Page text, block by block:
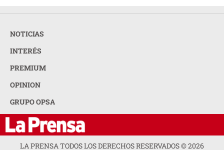
NOTICIAS
INTERÉS
PREMIUM
OPINION
GRUPO OPSA
LA PRENSA TODOS LOS DERECHOS RESERVADOS ©2026